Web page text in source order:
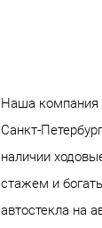
Наша компания
Санкт-
наличии
стажем и
автостекла на